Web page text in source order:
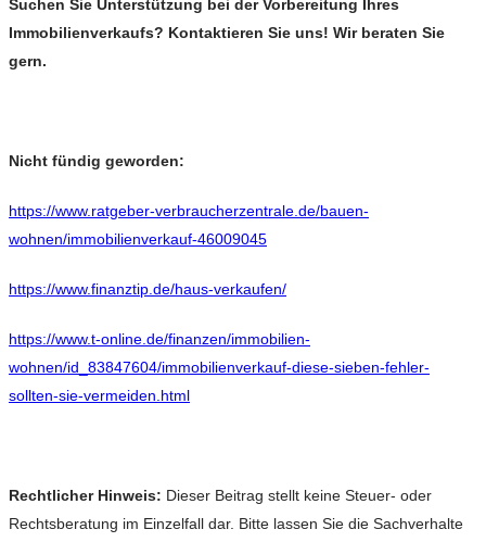
Suchen Sie Unterstützung bei der Vorbereitung Ihres
Immobilienverkaufs? Kontaktieren Sie uns! Wir beraten Sie
gern.
Nicht fündig geworden:
https://www.ratgeber-verbraucherzentrale.de/bauen-
wohnen/immobilienverkauf-46009045
https://www.finanztip.de/haus-verkaufen/
https://www.t-online.de/finanzen/immobilien-
wohnen/id_83847604/immobilienverkauf-diese-sieben-fehler-
sollten-sie-vermeiden.html
Rechtlicher Hinweis: Dieser Beitrag stellt keine Steuer- oder
Rechtsberatung im Einzelfall dar. Bitte lassen Sie die Sachverhalte